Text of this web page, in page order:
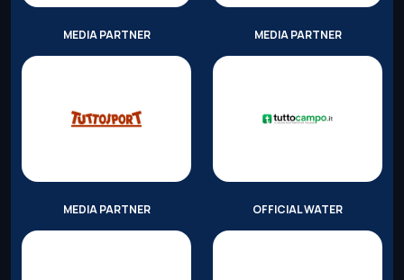
MEDIA PARTNER MEDIA PARTNER
MEDIA PARTNER OFFICIAL WATER